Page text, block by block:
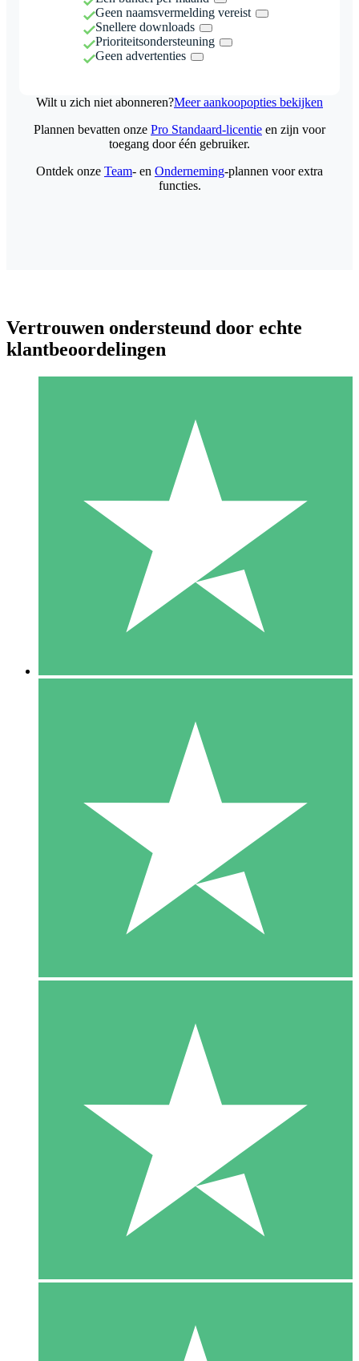
Geen naamsvermelding vereist
Snellere downloads
Prioriteitsondersteuning
Geen advertenties
Wilt u zich niet abonneren?Meer aankoopopties bekijken
Individuele Creditpakketten
Betaal per gebruik met downloadtegoeden. Geen maandelijkse
1000
10 Downloaden
20 00
Plannen bevatten onze Pro Standaard-licentie en zijn voor
toegang door één gebruiker.
Ontdek onze Team- en Onderneming-plannen voor extra
functies.
Vertrouwen ondersteund door echte
klantbeoordelingen